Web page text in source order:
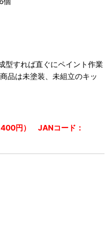
型すれば直ぐにペイント作業
品は未塗装、未組立のキッ
円） JANコード：